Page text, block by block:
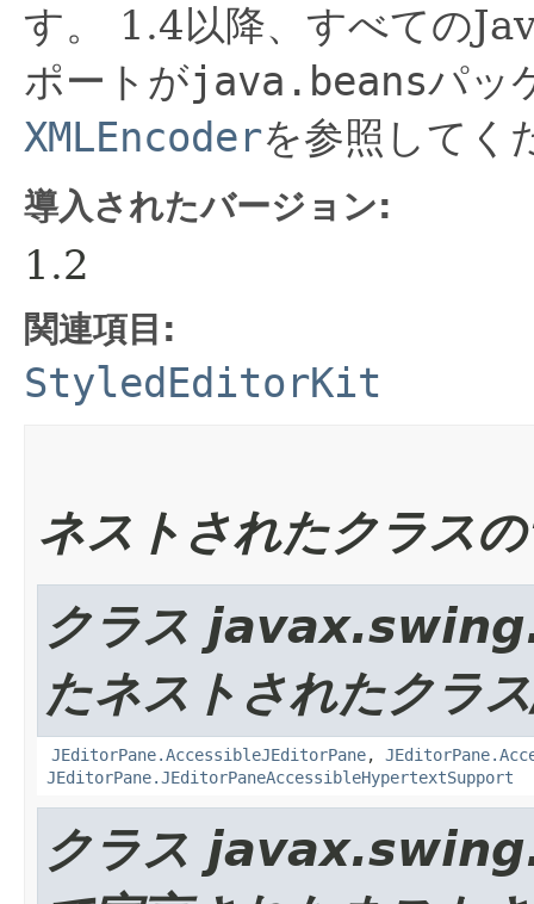
す。
1.4以降、すべての
ポートがjava.beansパッ
XMLEncoderを参照してく
導入されたバージョン:
1.2
関連項目:
StyledEditorKit
ネストされたクラス
クラス
たネストされたクラ
JEditorPane.AccessibleJEditorPane,
JEditorPane.JEditorPaneAccessibleHypertextSupport
クラス